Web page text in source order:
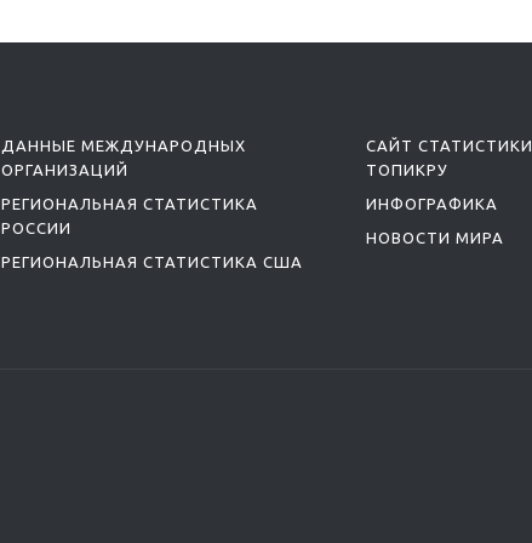
ДАННЫЕ МЕЖДУНАРОДНЫХ
ОРГАНИЗАЦИЙ
РЕГИОНАЛЬНАЯ СТАТИСТИКА
РОССИИ
РЕГИОНАЛЬНАЯ СТАТИСТИКА США
САЙТ СТАТИСТИКИ
ТОПИКРУ
ИНФОГРАФИКА
НОВОСТИ МИРА